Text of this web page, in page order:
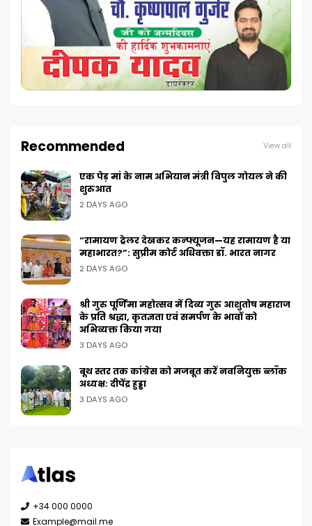
Recommended View all
एक पेड़ मां के नाम अभियान मंत्री विपुल गोयल ने की
शुरुआत
2 DAYS AGO
“रामायण ट्रेलर देखकर कन्फ्यूजन—यह रामायण है या
महाभारत?”: सुप्रीम कोर्ट अधिवक्ता डॉ. भारत नागर
2 DAYS AGO
श्री गुरु पूर्णिमा महोत्सव में दिव्य गुरु आशुतोष महाराज
के प्रति श्रद्धा, कृतज्ञता एवं समर्पण के भावों को
अभिव्यक्त किया गया
3 DAYS AGO
बूथ स्तर तक कांग्रेस को मजबूत करें नवनियुक्त ब्लॉक
अध्यक्ष: दीपेंद्र हुड्डा
3 DAYS AGO
+34 000 0000
Example@mail.me